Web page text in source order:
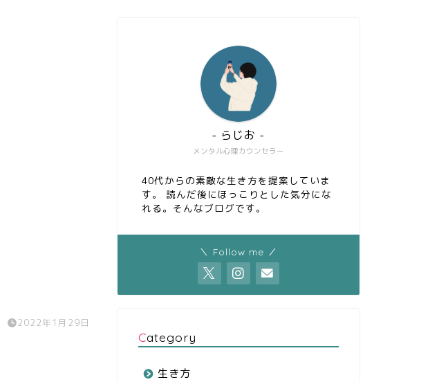
2022年1月29日
メンタル心理カウンセラー
- らじお -
40代からの素敵な生き方を提案していま
す。 読んだ後にほっこりとした気分にな
れる。そんなブログです。
＼ Follow me ／
Category
生き方